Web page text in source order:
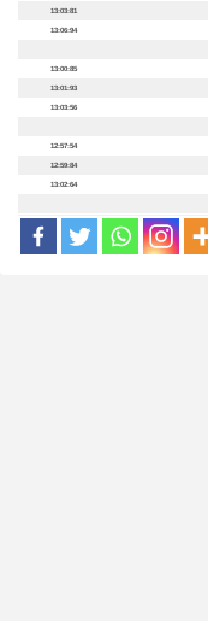
13:03:81
13:06:94
13:00:85
13:01:93
13:03:56
12:57:54
12:59:84
13:02:64